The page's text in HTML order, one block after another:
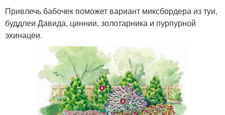
Привлечь бабочек поможет вариант миксбордера из туи,
буддлеи Давида, циннии, золотарника и пурпурной
эхинацеи.